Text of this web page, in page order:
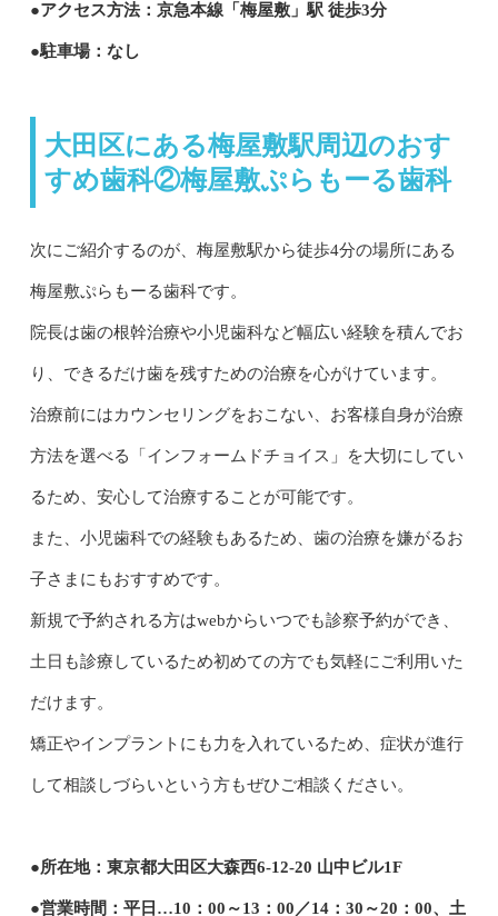
●アクセス方法：京急本線「梅屋敷」駅 徒歩3分
●駐車場：なし
大田区にある梅屋敷駅周辺のおす
すめ歯科②梅屋敷ぷらもーる歯科
次にご紹介するのが、梅屋敷駅から徒歩4分の場所にある
梅屋敷ぷらもーる歯科です。
院長は歯の根幹治療や小児歯科など幅広い経験を積んでお
り、できるだけ歯を残すための治療を心がけています。
治療前にはカウンセリングをおこない、お客様自身が治療
方法を選べる「インフォームドチョイス」を大切にしてい
るため、安心して治療することが可能です。
また、小児歯科での経験もあるため、歯の治療を嫌がるお
子さまにもおすすめです。
新規で予約される方はwebからいつでも診察予約ができ、
土日も診療しているため初めての方でも気軽にご利用いた
だけます。
矯正やインプラントにも力を入れているため、症状が進行
して相談しづらいという方もぜひご相談ください。
●所在地：東京都大田区大森西6-12-20 山中ビル1F
●営業時間：平日…10：00～13：00／14：30～20：00、土